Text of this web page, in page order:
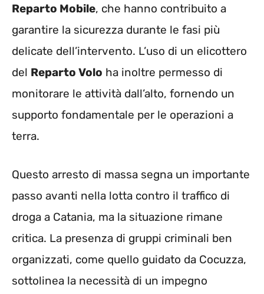
Reparto Mobile, che hanno contribuito a
garantire la sicurezza durante le fasi più
delicate dell’intervento. L’uso di un elicottero
del Reparto Volo ha inoltre permesso di
monitorare le attività dall’alto, fornendo un
supporto fondamentale per le operazioni a
terra.
Questo arresto di massa segna un importante
passo avanti nella lotta contro il traffico di
droga a Catania, ma la situazione rimane
critica. La presenza di gruppi criminali ben
organizzati, come quello guidato da Cocuzza,
sottolinea la necessità di un impegno